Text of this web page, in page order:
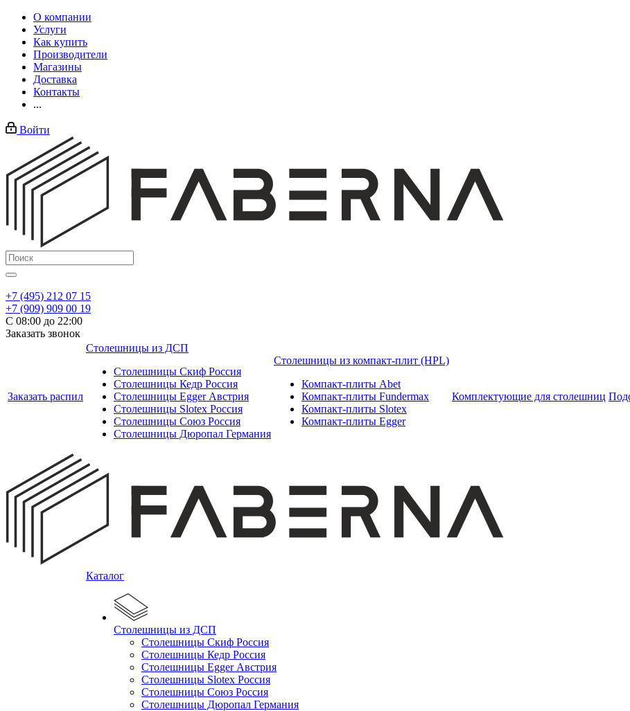
О компании
Услуги
Как купить
Производители
Магазины
Доставка
Контакты
...
Войти
+7 (495) 212 07 15
+7 (909) 909 00 19
С 08:00 до 22:00
Заказать звонок
Заказать распил
Столешницы из ДСП
Столешницы Скиф Россия
Столешницы Кедр Россия
Столешницы Egger Австрия
Столешницы Slotex Россия
Столешницы Союз Россия
Столешницы Дюропал Германия
Столешницы из компакт-плит (HPL)
Компакт-плиты Abet
Компакт-плиты Fundermax
Компакт-плиты Slotex
Компакт-плиты Egger
Комплектующие для столешниц
Каталог
Столешницы из ДСП
Столешницы Скиф Россия
Столешницы Кедр Россия
Столешницы Egger Австрия
Столешницы Slotex Россия
Столешницы Союз Россия
Столешницы Дюропал Германия